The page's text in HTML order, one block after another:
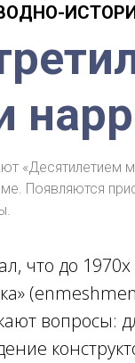
«Десятилетием
Появляются
что до
вопросы: